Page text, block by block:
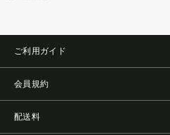
ご利用ガイド
会員規約
配送料